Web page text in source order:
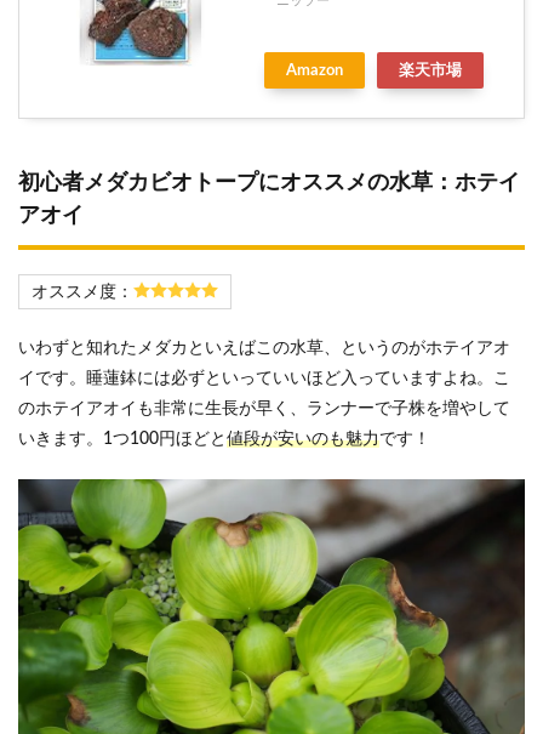
Amazon 楽天市場
初心者メダカビオトープにオススメの水草：ホテイ
アオイ
オススメ度：
いわずと知れたメダカといえばこの水草、というのがホテイアオ
イです。睡蓮鉢には必ずといっていいほど入っていますよね。こ
のホテイアオイも非常に生長が早く、ランナーで子株を増やして
いきます。1つ100円ほどと 値段が安いのも魅力です！